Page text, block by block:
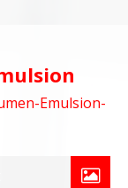
Emulsion-